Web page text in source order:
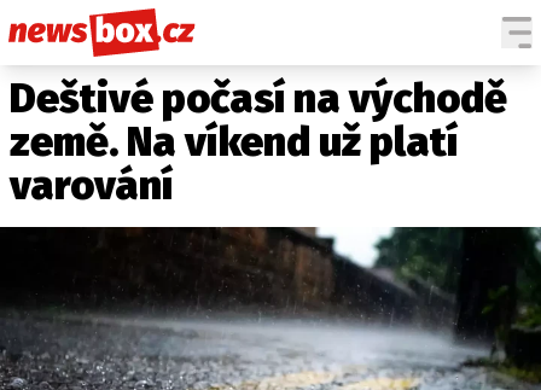
DOMÁCÍ
ZAHRANIČÍ
KRIMI
KULTURA
SPOLEČNOST
SPORT
ČESKÉ CELEBRITY
SVĚTOVÉ CELEBRITY
Deštivé počasí na východě
země. Na víkend už platí
varování